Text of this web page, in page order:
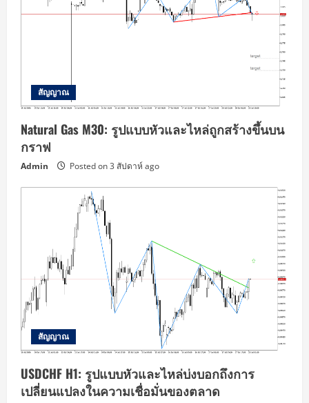
สัญญาณ
Natural Gas M30: รูปแบบหัวและไหล่ถูกสร้างขึ้นบน
กราฟ
Admin Posted on 3 สัปดาห์ ago
สัญญาณ
USDCHF H1: รูปแบบหัวและไหล่บ่งบอกถึงการ
เปลี่ยนแปลงในความเชื่อมั่นของตลาด